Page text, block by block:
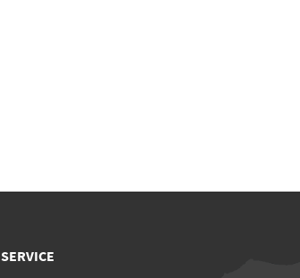
SERVICE